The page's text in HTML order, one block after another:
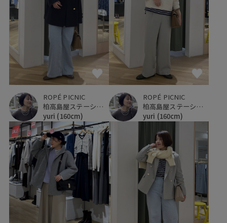
ROPÉ PICNIC
柏高島屋ステーションモール
yuri (160cm)
ROPÉ PICNIC
柏高島屋ステーションモール
yuri (160cm)